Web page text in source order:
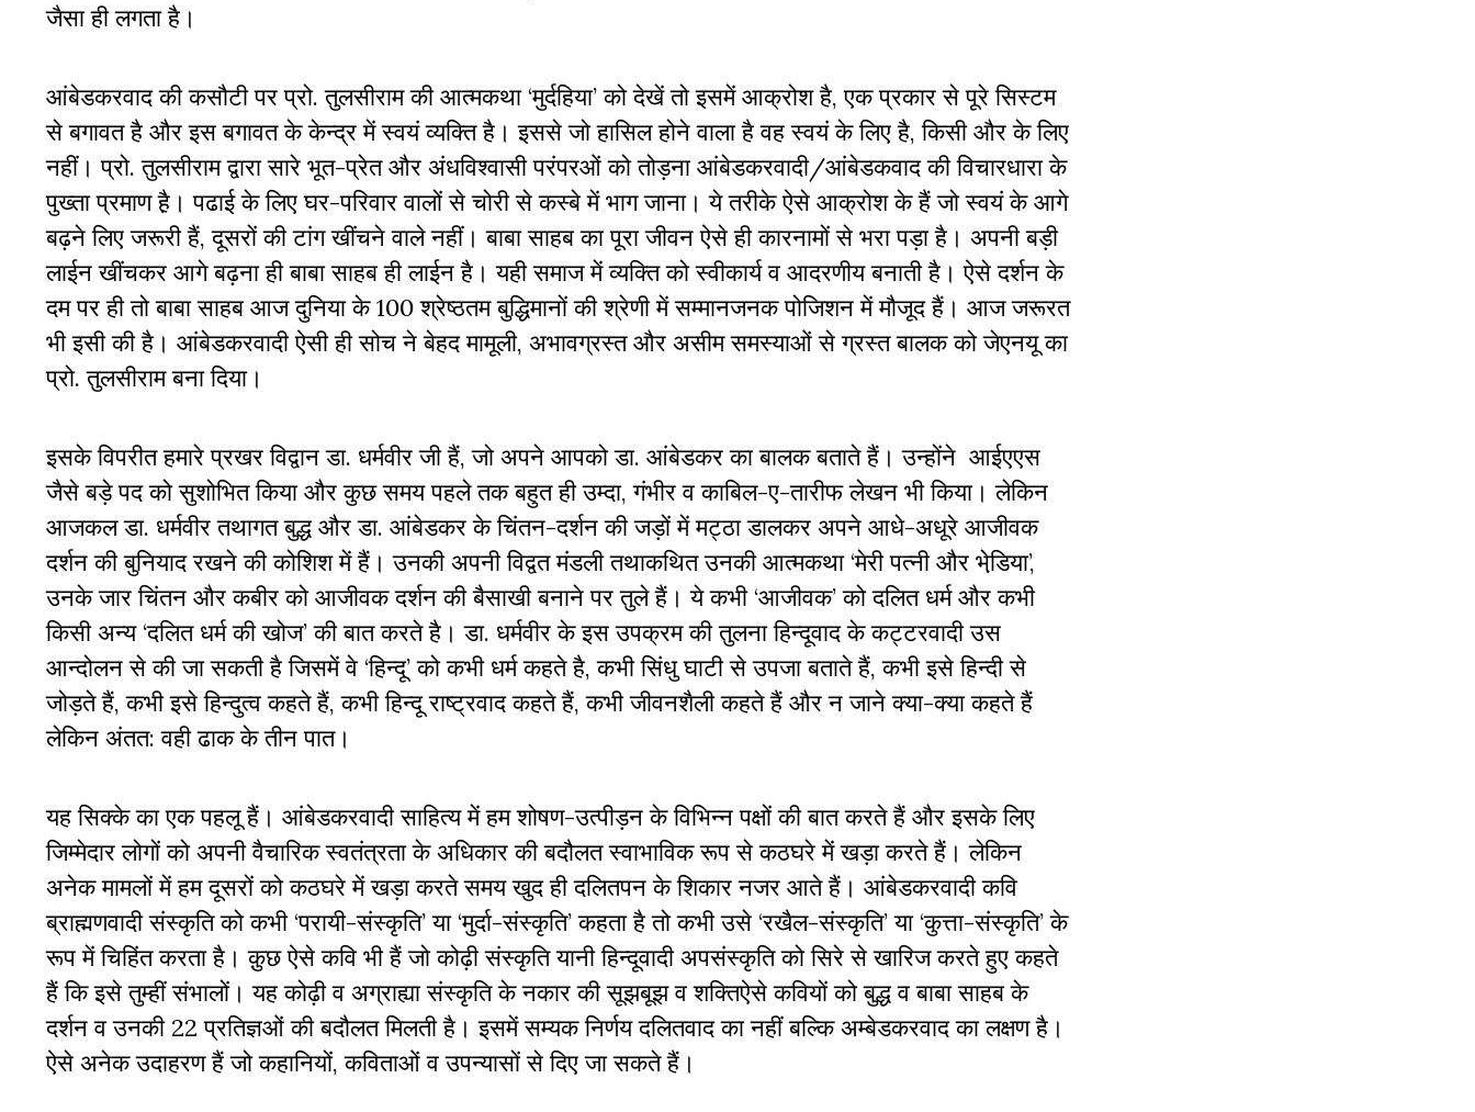
जैसा ही लगता है।
आंबेडकरवाद की कसौटी पर प्रो. तुलसीराम की आत्‍मकथा ‘मुर्दहिया’ को देखें तो इसमें आक्रोश है, एक प्रकार से पूरे सिस्‍टम
से बगावत है और इस बगावत के केन्‍द्र में स्‍वयं व्‍यक्ति है। इससे जो हासिल होने वाला है वह स्‍वयं के लिए है, किसी और के लिए
नहीं। प्रो. तुलसीराम द्वारा सारे भूत-प्रेत और अंधविश्‍वासी परंपरओं को तोड़ना आंबेडकरवादी/आंबेडकवाद की विचारधारा के
पुख्‍ता प्रमाण है़। पढाई के लिए घर-परिवार वालों से चोरी से कस्‍बे में भाग जाना। ये तरीके ऐसे आक्रोश के हैं जो स्‍वयं के आगे
बढ़ने लिए जरूरी हैं, दूसरों की टांग खींचने वाले नहीं। बाबा साहब का पूरा जीवन ऐसे ही कारनामों से भरा पड़ा है। अपनी बड़ी
लाईन खींचकर आगे बढ़ना ही बाबा साहब ही लाईन है। यही समाज में व्‍यक्ति को स्‍वीकार्य व आदरणीय बनाती है। ऐसे दर्शन के
दम पर ही तो बाबा साहब आज दुनिया के 100 श्रेष्‍ठतम बुद्धिमानों की श्रेणी में सम्‍मानजनक पोजिशन में मौजूद हैं। आज जरूरत
भी इसी की है। आंबेडकरवादी ऐसी ही सोच ने बेहद मामूली, अभावग्रस्‍त और असीम समस्‍याओं से ग्रस्‍त बालक को जेएनयू का
प्रो. तुलसीराम बना दिया।
इसके विपरीत हमारे प्रखर विद्वान डा. धर्मवीर जी हैं, जो अपने आपको डा. आंबेडकर का बालक बताते हैं। उन्होंने आईएएस
जैसे बड़े पद को सुशोभित किया और कुछ समय पहले तक बहुत ही उम्‍दा, गंभीर व काबिल-ए-तारीफ लेखन भी किया। लेकिन
आजकल डा. धर्मवीर तथागत बुद्ध और डा. आंबेडकर के चिंतन-दर्शन की जड़ों में मट्ठा डालकर अपने आधे-अधूरे आजीवक
दर्शन की बुनियाद रखने की कोशिश में हैं। उनकी अपनी विद्वत मंडली तथाकथित उनकी आत्‍मकथा ‘मेरी पत्‍नी और भेडि़या’,
उनके जार चिंतन और कबीर को आजीवक दर्शन की बैसाखी बनाने पर तुले हैं। ये कभी ‘आजीवक’ को दलित धर्म और कभी
किसी अन्‍य ‘दलित धर्म की खोज’ की बात करते है। डा. धर्मवीर के इस उपक्रम की तुलना हिन्‍दूवाद के कट्टरवादी उस
आन्‍दोलन से की जा सकती है जिसमें वे ‘हिन्‍दू’ को कभी धर्म कहते है, कभी सिंधु घाटी से उपजा बताते हैं, कभी इसे हिन्‍दी से
जोड़ते हैं, कभी इसे हिन्‍दुत्‍व कहते हैं, कभी हिन्‍दू राष्‍ट्रवाद कहते हैं, कभी जीवनशैली कहते हैं और न जाने क्‍या-क्‍या कहते हैं
लेकिन अंतत: वही ढाक के तीन पात।
यह सिक्‍के का एक पहलू हैं। आंबेडकरवादी साहित्‍य में हम शोषण-उत्‍पीड़न के विभिन्न पक्षों की बात करते हैं और इसके लिए
जिम्‍मेदार लोगों को अपनी वैचारिक स्‍वतंत्रता के अधिकार की बदौलत स्‍वाभाविक रूप से कठघरे में खड़ा करते हैं। ले‍किन
अनेक मामलों में हम दूसरों को कठघरे में खड़ा करते समय खुद ही दलितपन के शिकार नजर आते हैं। आंबेडकरवादी कवि
ब्राह्मणवादी संस्कृति को कभी ‘परायी-संस्कृति’ या ‘मुर्दा-संस्कृति’ कहता है तो कभी उसे ‘रखैल-संस्कृति’ या ‘कुत्ता-संस्कृति’ के
रूप में चिहिंत करता है। क़ुछ ऐसे कवि भी हैं जो कोढ़ी संस्‍कृति यानी हिन्‍दूवादी अपसंस्‍कृति को सिरे से खारिज करते हुए कहते
हैं कि इसे तुम्‍हीं संभालों। यह कोढ़ी व अग्राह्या संस्‍कृति के नकार की सूझबूझ व शक्तिऐसे कवियों को बुद्ध व बाबा साहब के
दर्शन व उनकी 22 प्रतिज्ञओं की बदौलत मिलती है। इसमें सम्‍यक निर्णय दलितवाद का नहीं बल्कि अम्‍बेडकरवाद का लक्षण है।
ऐसे अनेक उदाहरण हैं जो कहानियों, कविताओं व उपन्‍यासों से दिए जा सकते हैं।